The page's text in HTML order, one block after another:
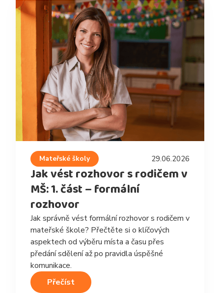
Mateřské školy 29.06.2026
Jak vést rozhovor s rodičem v
MŠ: 1. část – formální
rozhovor
Jak správně vést formální rozhovor s rodičem v
mateřské škole? Přečtěte si o klíčových
aspektech od výběru místa a času přes
předání sdělení až po pravidla úspěšné
komunikace.
Přečíst